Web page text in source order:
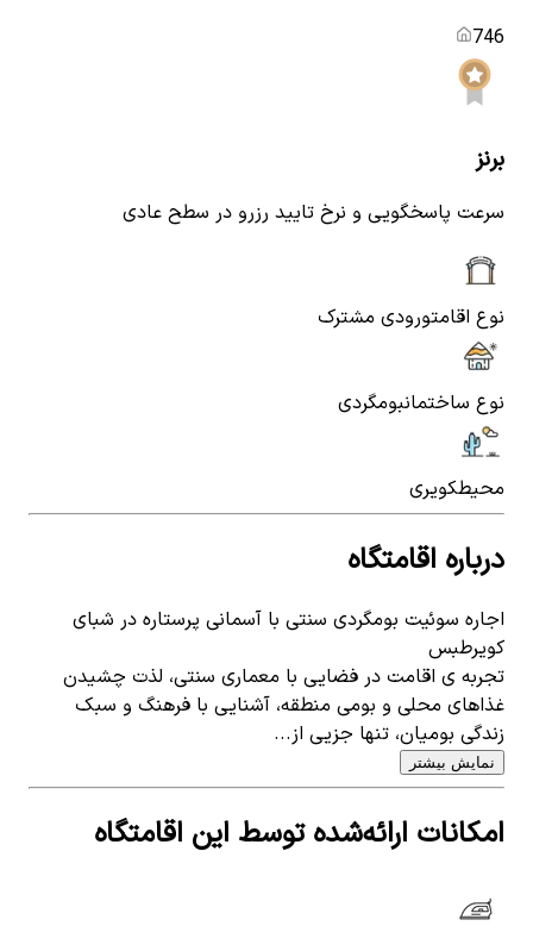
746
برنز
سرعت پاسخگویی و نرخ تایید رزرو در سطح عادی
نوع اقامتورودی مشترک
نوع ساختمانبومگردی
محیطکویری
درباره اقامتگاه
اجاره سوئیت بومگردی سنتی با آسمانی پرستاره در شبای
کویرطبس
تجربه ی اقامت در فضایی با معماری سنتی، لذت چشیدن
غذاهای محلی و بومی منطقه، آشنایی با فرهنگ و سبک
زندگی بومیان، تنها جزیی از...
نمایش بیشتر
امکانات ارائه‌شده توسط این اقامتگاه